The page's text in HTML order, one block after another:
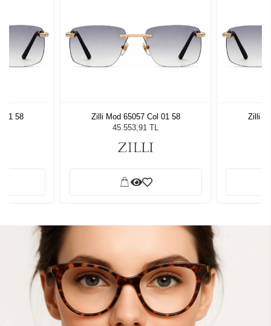
01 58
Zilli Mod 65057 Col 01 58
45.553,91 TL
Zilli